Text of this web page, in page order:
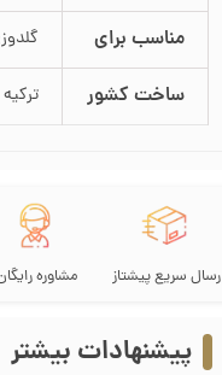
مناسب برای
ساخت کشور ترکیه
مشاوره سریع پیشتاز
پیشنهادات بیشتر